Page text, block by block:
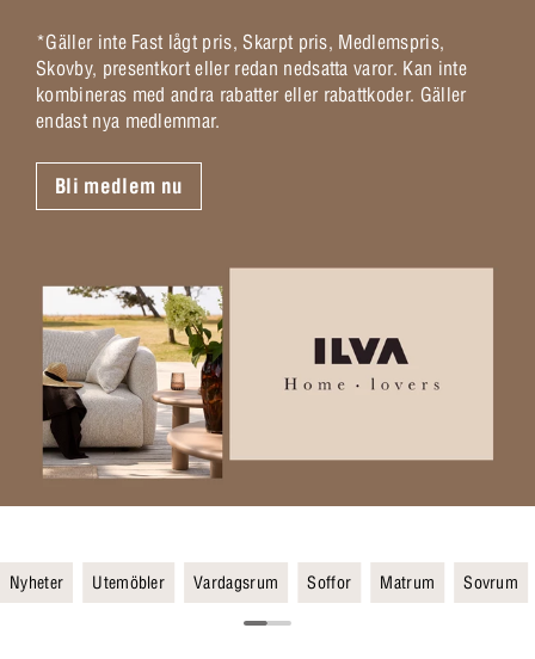
*Gäller inte Fast lågt pris, Skarpt pris, Medlemspris,
Skovby, presentkort eller redan nedsatta varor. Kan inte
kombineras med andra rabatter eller rabattkoder. Gäller
endast nya medlemmar.
Bli medlem nu
Nyheter Utemöbler Vardagsrum Soffor Matrum Sovrum